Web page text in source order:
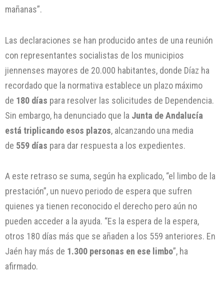
mañanas”.
Las declaraciones se han producido antes de una reunión
con representantes socialistas de los municipios
jiennenses mayores de 20.000 habitantes, donde Díaz ha
recordado que la normativa establece un plazo máximo
de 180 días para resolver las solicitudes de Dependencia.
Sin embargo, ha denunciado que la Junta de Andalucía
está triplicando esos plazos, alcanzando una media
de 559 días para dar respuesta a los expedientes.
A este retraso se suma, según ha explicado, “el limbo de la
prestación”, un nuevo periodo de espera que sufren
quienes ya tienen reconocido el derecho pero aún no
pueden acceder a la ayuda. “Es la espera de la espera,
otros 180 días más que se añaden a los 559 anteriores. En
Jaén hay más de 1.300 personas en ese limbo”, ha
afirmado.